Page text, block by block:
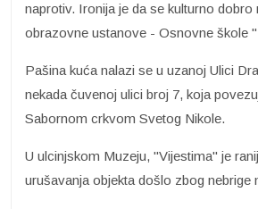
naprotiv. Ironija je da se kulturno dobro
obrazovne ustanove - Osnovne škole
Pašina kuća nalazi se u uzanoj Ulici
nekada čuvenoj ulici broj 7, koja
Sabornom crkvom Svetog Nikole.
U ulcinjskom Muzeju, "Vijestima" je
urušavanja objekta došlo zbog nebrige